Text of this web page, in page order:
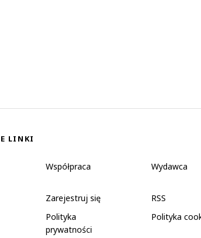
LINKI
Współpraca Wydawca
Zarejestruj się
RSS
Polityka
prywatności
Polityka